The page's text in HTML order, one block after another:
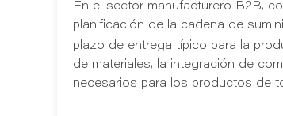
En el sector manufacturero B2B,
planificación de la cadena de
plazo de entrega típico para la
de materiales, la integración de
necesarios para los productos de